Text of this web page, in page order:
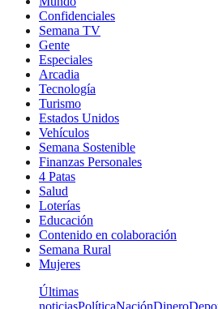
Confidenciales
Semana TV
Gente
Especiales
Arcadia
Tecnología
Turismo
Estados Unidos
Vehículos
Semana Sostenible
Finanzas Personales
4 Patas
Salud
Loterías
Educación
Contenido en colaboración
Semana Rural
Mujeres
Últimas
noticiasPolíticaNaciónDinero